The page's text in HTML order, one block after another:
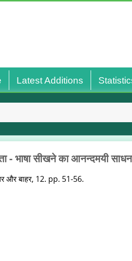
Latest Additions
- भाषा सीखने का आनन्दमयी साधन
और बाहर, 12. pp. 51-56.